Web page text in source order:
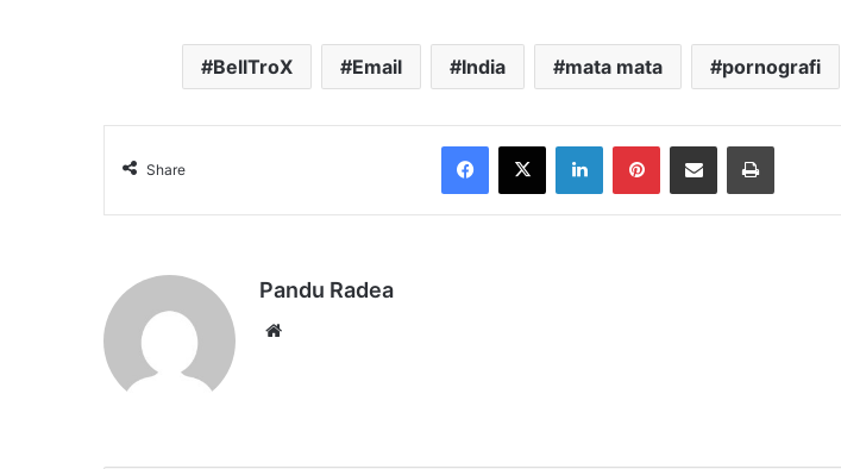
BellTroX Email India mata mata pornografi
Share
Facebook
X LinkedInPinterestShare via Email Print
Pandu Radea